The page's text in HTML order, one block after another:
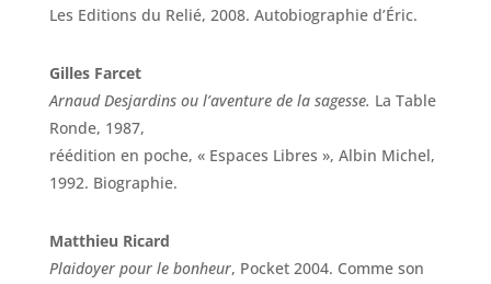
Les Editions du Relié, 2008. Autobiographie d’Éric.
Gilles Farcet
Arnaud Desjardins ou l’aventure de la sagesse. La Table
Ronde, 1987,
réédition en poche, « Espaces Libres », Albin Michel,
1992. Biographie.
Matthieu Ricard
Plaidoyer pour le bonheur, Pocket 2004. Comme son